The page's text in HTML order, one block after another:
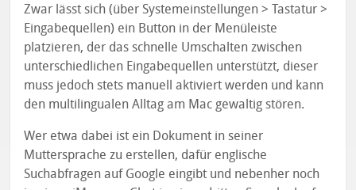
Zwar lässt sich (über Systemeinstellungen > Tastatur >
Eingabequellen) ein Button in der Menüleiste
platzieren, der das schnelle Umschalten zwischen
unterschiedlichen Eingabequellen unterstützt, dieser
muss jedoch stets manuell aktiviert werden und kann
den multilingualen Alltag am Mac gewaltig stören.
Wer etwa dabei ist ein Dokument in seiner
Muttersprache zu erstellen, dafür englische
Suchabfragen auf Google eingibt und nebenher noch